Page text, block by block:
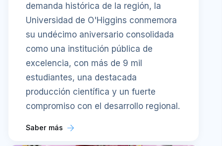
demanda histórica de la región, la
Universidad de O'Higgins conmemora
su undécimo aniversario consolidada
como una institución pública de
excelencia, con más de 9 mil
estudiantes, una destacada
producción científica y un fuerte
compromiso con el desarrollo regional.
Saber más